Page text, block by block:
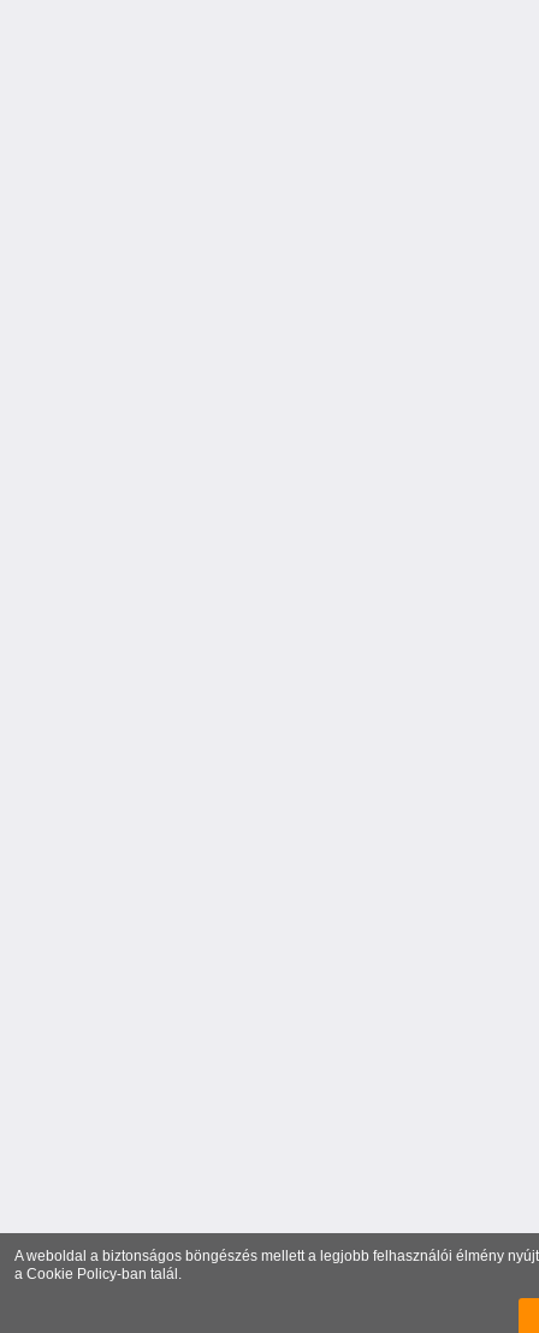
A weboldal a biztonságos böngészés mellett a legjobb felhasználói élmény
a Cookie Policy-ban talál.